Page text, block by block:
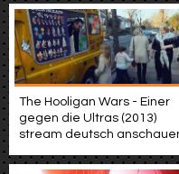
The Hooligan Wars - Einer
gegen die Ultras (2013)
stream deutsch